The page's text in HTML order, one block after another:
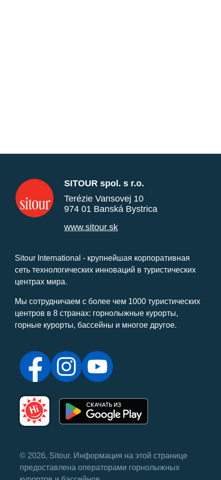
SITOUR spol. s r.o.
Terézie Vansovej 10
974 01 Banská Bystrica
www.sitour.sk
Sitour International - крупнейшая корпоративная
сеть технологических инноваций в туристических
центрах мира.
Мы сотрудничаем с более чем 1000 туристических
центров в 8 странах: горнолыжные курорты,
горные курорты, бассейны и многое другое.
© 2026, Sitour. Информация на этой странице
предоставлена ​​операторами горнолыжных